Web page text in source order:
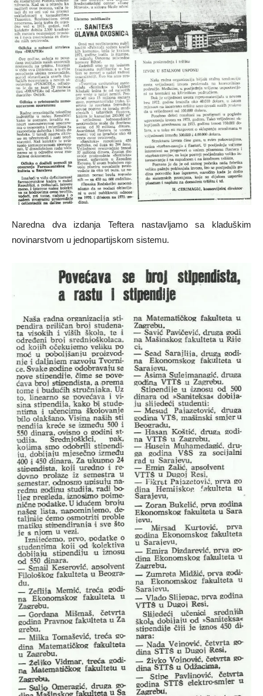
Naredna dva izdanja Teftera nastavljamo sa kladuškim
novinarstvom u jednopartijskom sistemu.